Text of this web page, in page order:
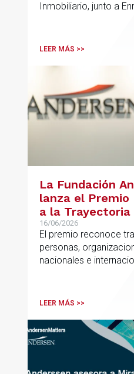
Inmobiliario, junto a
LEER MÁS >>
La Fundación
lanza el
a la Trayectoria
Promoción de la
16/06/2026
El premio reconoce
personas,
nacionales e
innovación o la
LEER MÁS >>